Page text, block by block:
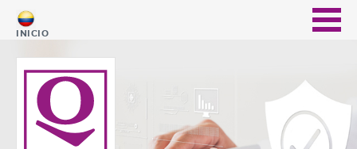
INICIO